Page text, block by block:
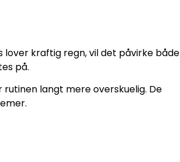
kraftig regn, vil det påvirke både
på.
langt mere overskuelig. De